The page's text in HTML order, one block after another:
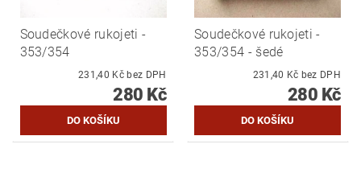
Soudečkové rukojeti -
353/354
231,40 Kč bez DPH
280 Kč
Soudečkové rukojeti -
353/354 - šedé
231,40 Kč bez DPH
280 Kč